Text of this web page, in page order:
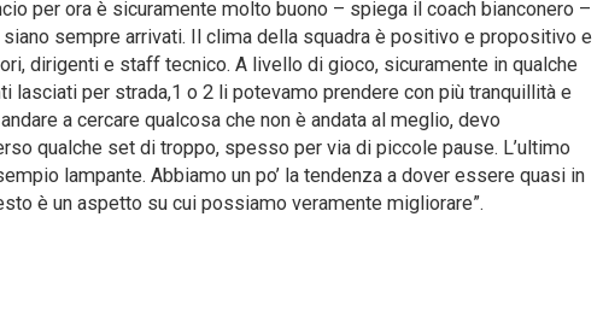
per ora è sicuramente molto buono – spiega il coach bianconero –
sempre arrivati. Il clima della squadra è positivo e propositivo e
dirigenti e staff tecnico. A livello di gioco, sicuramente in qualche
lasciati per strada,1 o 2 li potevamo prendere con più tranquillità e
a cercare qualcosa che non è andata al meglio, devo
qualche set di troppo, spesso per via di piccole pause. L’ultimo
lampante. Abbiamo un po’ la tendenza a dover essere quasi in
è un aspetto su cui possiamo veramente migliorare”.